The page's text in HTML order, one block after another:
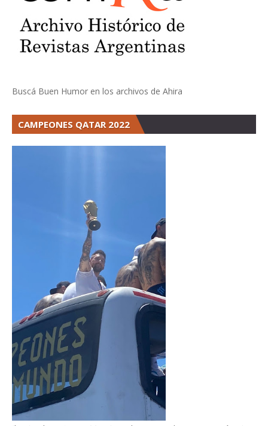
Buscá Buen Humor en los archivos de Ahira
CAMPEONES QATAR 2022